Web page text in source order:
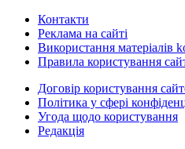
Контакти
Реклама на сайті
Використання матеріалів
Правила користування
Договір користування
Політика у сфері
Угода щодо користування
Редакція